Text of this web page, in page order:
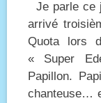
Je parle ce
arrivé
Quota lors
« Super
Papillon.
chanteuse…